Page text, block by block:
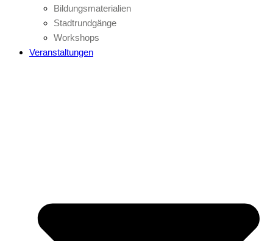
Bildungsmaterialien
Stadtrundgänge
Workshops
Veranstaltungen